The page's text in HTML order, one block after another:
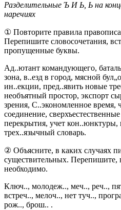
Разделительные Ъ И Ь, Ь на
наречиях
① Повторите правила
Перепишите словосочетания,
пропущенные буквы.
Ад..ютант командующего,
зона, в..езд в город, мясной
ин..екции, пред..явить новые
необъятный простор, экспорт
зрения, С..экономленное время,
соединение,
перекрытия, учет кон..юнктуры,
трех..язычный словарь.
② Объясните, в каких случаях
существительных. Перепишите,
необходимо.
Ключ.., молодеж.., меч.., реч..,
встреч.., мелоч.., нет туч..,
рож.., брош.. .